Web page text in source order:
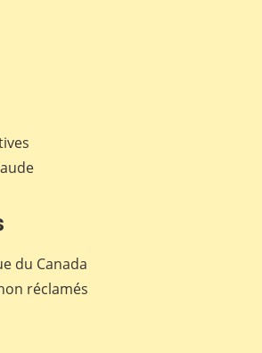
du Canada
réclamés